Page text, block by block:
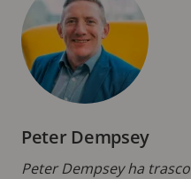
Peter Dempsey
Peter Dempsey ha